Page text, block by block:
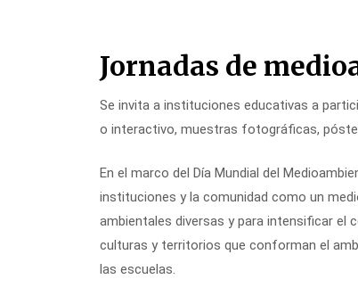
to
content
Jornadas de
Se invita a instituciones educativas a
o interactivo, muestras fotográficas,
En el marco del Día Mundial del
instituciones y la comunidad como un
ambientales diversas y para intensificar el
culturas y territorios que conforman el
las escuelas.